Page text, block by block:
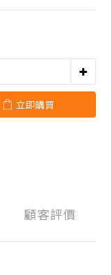
立即購買
顧客評價